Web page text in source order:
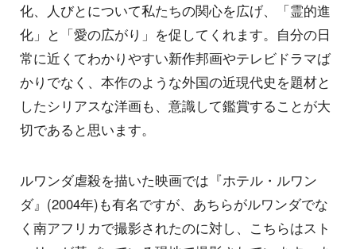
化、人びとについて私たちの関心を広げ、「霊的進
化」と「愛の広がり」を促してくれます。自分の日
常に近くてわかりやすい新作邦画やテレビドラマば
かりでなく、本作のような外国の近現代史を題材と
したシリアスな洋画も、意識して鑑賞することが大
切であると思います。
ルワンダ虐殺を描いた映画では『ホテル・ルワン
ダ』(2004年)も有名ですが、あちらがルワンダでな
く南アフリカで撮影されたのに対し、こちらはスト